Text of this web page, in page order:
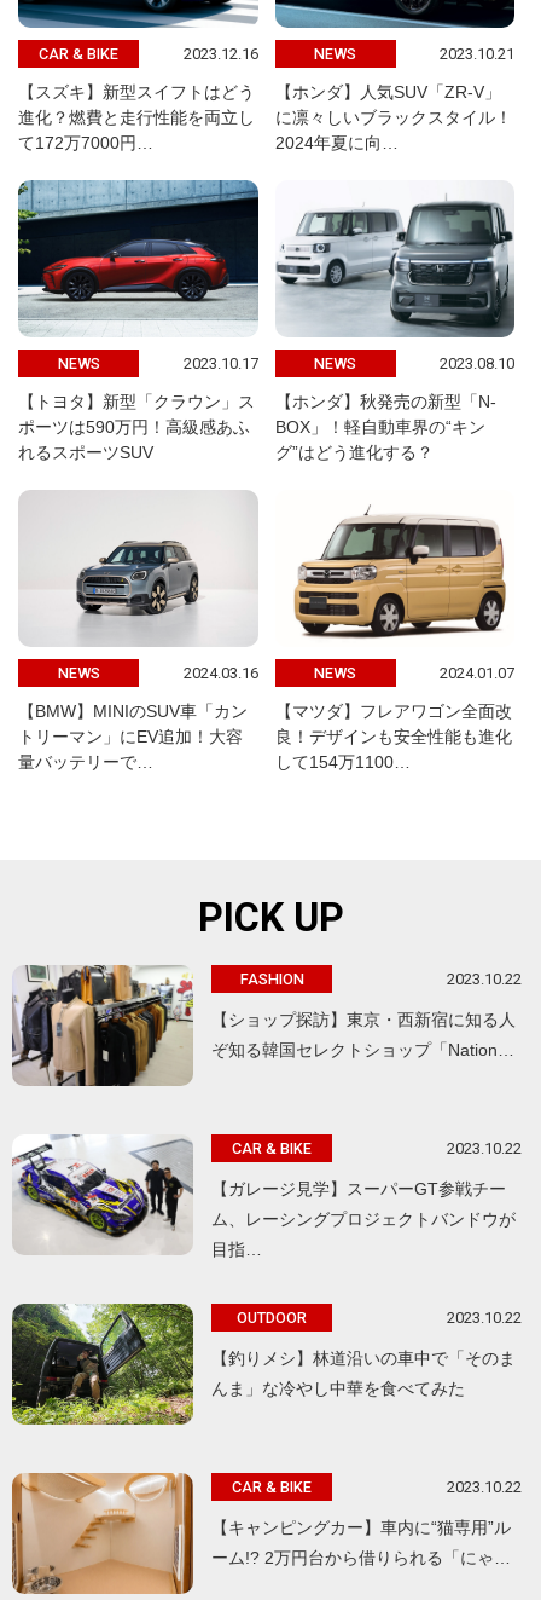
CAR & BIKE 2023.12.16
【スズキ】新型スイフトはどう
進化？燃費と走行性能を両立し
て172万7000円…
NEWS 2023.10.21
【ホンダ】人気SUV「ZR-V」
に凛々しいブラックスタイル！
2024年夏に向…
NEWS 2023.10.17
【トヨタ】新型「クラウン」ス
ポーツは590万円！高級感あふ
れるスポーツSUV
NEWS 2023.08.10
【ホンダ】秋発売の新型「N-
BOX」！軽自動車界の“キン
グ”はどう進化する？
NEWS 2024.03.16
【BMW】MINIのSUV車「カン
トリーマン」にEV追加！大容
量バッテリーで…
NEWS 2024.01.07
【マツダ】フレアワゴン全面改
良！デザインも安全性能も進化
して154万1100…
PICK UP
FASHION 2023.10.22
【ショップ探訪】東京・西新宿に知る人
ぞ知る韓国セレクトショップ「Nation…
CAR & BIKE 2023.10.22
【ガレージ見学】スーパーGT参戦チー
ム、レーシングプロジェクトバンドウが
目指…
OUTDOOR 2023.10.22
【釣りメシ】林道沿いの車中で「そのま
んま」な冷やし中華を食べてみた
CAR & BIKE 2023.10.22
【キャンピングカー】車内に“猫専用”ル
ーム!? 2万円台から借りられる「にゃ…